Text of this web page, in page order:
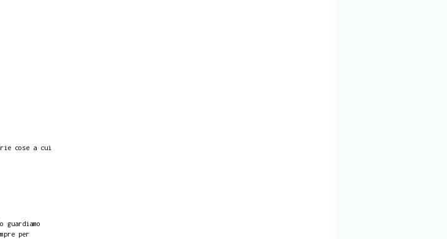
cose a cui
per